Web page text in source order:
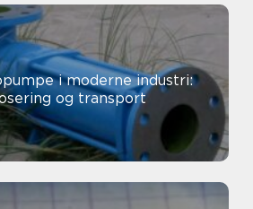
i moderne industri:
og transport